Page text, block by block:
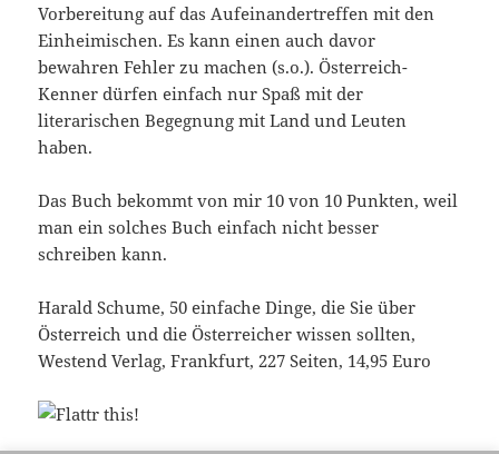
Vorbereitung auf das Aufeinandertreffen mit den
Einheimischen. Es kann einen auch davor
bewahren Fehler zu machen (s.o.). Österreich-
Kenner dürfen einfach nur Spaß mit der
literarischen Begegnung mit Land und Leuten
haben.
Das Buch bekommt von mir 10 von 10 Punkten, weil
man ein solches Buch einfach nicht besser
schreiben kann.
Harald Schume, 50 einfache Dinge, die Sie über
Österreich und die Österreicher wissen sollten,
Westend Verlag, Frankfurt, 227 Seiten, 14,95 Euro